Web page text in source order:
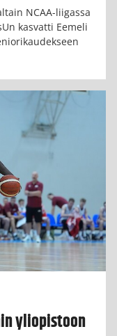
NCAA-liigassa
kasvatti Eemeli
yliopistoon